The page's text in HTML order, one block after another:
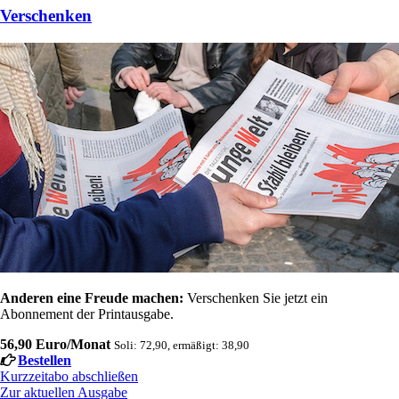
Verschenken
Anderen eine Freude machen: Verschenken Sie jetzt ein
Abonnement der Printausgabe.
56,90 Euro/Monat Soli: 72,90, ermäßigt: 38,90
Bestellen
Kurzzeitabo abschließen
Zur aktuellen Ausgabe